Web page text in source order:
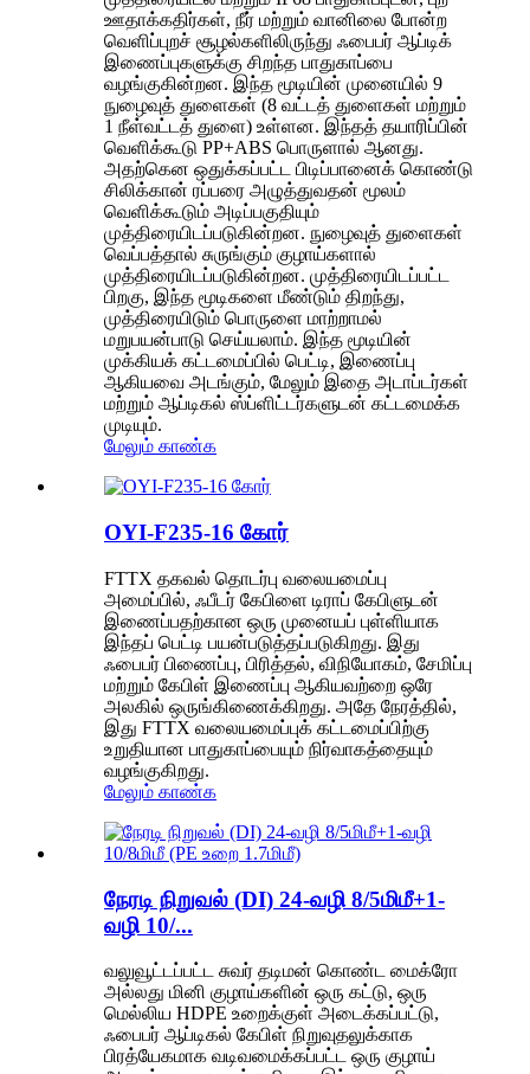
ஊதாக்கதிர்கள், நீர் மற்றும் வானிலை போன்ற
வெளிப்புறச் சூழல்களிலிருந்து ஃபைபர் ஆப்டிக்
இணைப்புகளுக்கு சிறந்த பாதுகாப்பை
வழங்குகின்றன. இந்த மூடியின் முனையில் 9
நுழைவுத் துளைகள் (8 வட்டத் துளைகள் மற்றும்
1 நீள்வட்டத் துளை) உள்ளன. இந்தத் தயாரிப்பின்
வெளிக்கூடு PP+ABS பொருளால் ஆனது.
அதற்கென ஒதுக்கப்பட்ட பிடிப்பானைக் கொண்டு
சிலிக்கான் ரப்பரை அழுத்துவதன் மூலம்
வெளிக்கூடும் அடிப்பகுதியும்
முத்திரையிடப்படுகின்றன. நுழைவுத் துளைகள்
வெப்பத்தால் சுருங்கும் குழாய்களால்
முத்திரையிடப்படுகின்றன. முத்திரையிடப்பட்ட
பிறகு, இந்த மூடிகளை மீண்டும் திறந்து,
முத்திரையிடும் பொருளை மாற்றாமல்
மறுபயன்பாடு செய்யலாம். இந்த மூடியின்
முக்கியக் கட்டமைப்பில் பெட்டி, இணைப்பு
ஆகியவை அடங்கும், மேலும் இதை அடாப்டர்கள்
மற்றும் ஆப்டிகல் ஸ்ப்ளிட்டர்களுடன் கட்டமைக்க
முடியும்.
மேலும் காண்க
OYI-F235-16 கோர்
FTTX தகவல் தொடர்பு வலையமைப்பு
அமைப்பில், ஃபீடர் கேபிளை டிராப் கேபிளுடன்
இணைப்பதற்கான ஒரு முனையப் புள்ளியாக
இந்தப் பெட்டி பயன்படுத்தப்படுகிறது. இது
ஃபைபர் பிணைப்பு, பிரித்தல், விநியோகம், சேமிப்பு
மற்றும் கேபிள் இணைப்பு ஆகியவற்றை ஒரே
அலகில் ஒருங்கிணைக்கிறது. அதே நேரத்தில்,
இது FTTX வலையமைப்புக் கட்டமைப்பிற்கு
உறுதியான பாதுகாப்பையும் நிர்வாகத்தையும்
வழங்குகிறது.
மேலும் காண்க
நேரடி நிறுவல் (DI) 24-வழி 8/5மிமீ+1-
வழி 10/...
வலுவூட்டப்பட்ட சுவர் தடிமன் கொண்ட மைக்ரோ
அல்லது மினி குழாய்களின் ஒரு கட்டு, ஒரு
மெல்லிய HDPE உறைக்குள் அடைக்கப்பட்டு,
ஃபைபர் ஆப்டிகல் கேபிள் நிறுவுதலுக்காக
பிரத்யேகமாக வடிவமைக்கப்பட்ட ஒரு குழாய்